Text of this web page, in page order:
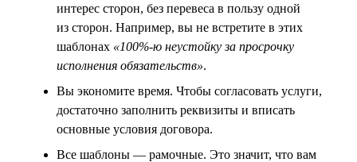
интерес сторон, без перевеса в пользу одной
из сторон. Например, вы не встретите в этих
шаблонах «100%-ю неустойку за просрочку
исполнения обязательств».
Вы экономите время. Чтобы согласовать услуги,
достаточно заполнить реквизиты и вписать
основные условия договора.
Все шаблоны — рамочные. Это значит, что вам